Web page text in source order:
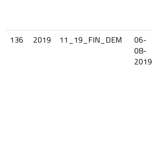
136
2019 11_19_FIN_DEM
06-
08-
2019